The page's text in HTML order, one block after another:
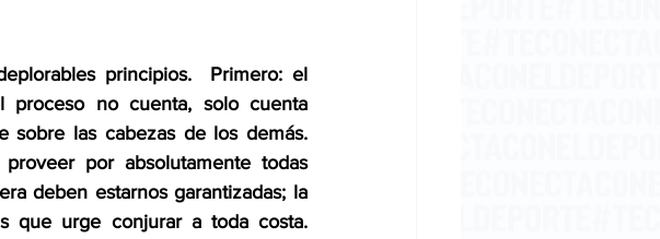
principios.  Primero: el
proceso no cuenta, solo cuenta
sobre las cabezas de los demás.
por absolutamente todas
deben estarnos garantizadas; la
que urge conjurar a toda costa.